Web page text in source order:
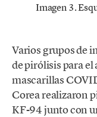
Imagen 3.
Varios grupos de
de pirólisis para
mascarillas
Corea realizaron
KF-94 junto con